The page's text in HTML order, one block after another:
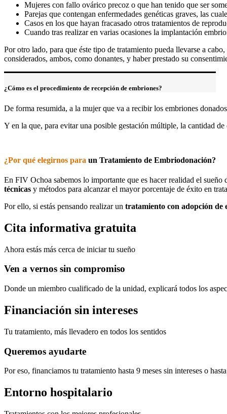
Mujeres con fallo ovárico precoz o que han tenido que ser
Parejas que contengan enfermedades genéticas graves, las
Casos en los que hayan fracasado otros tratamientos de
Cuando tras realizar en varias ocasiones la implantación
Por otro lado, para que éste tipo de tratamiento pueda llevarse a
considerados, ambos, como donantes, y haber prestado su
¿Cómo es el procedimiento de recepción de embriones?
De forma resumida, a la mujer que va a recibir los embriones
Y en la que, para evitar una posible gestación múltiple, la cantidad
¿Por qué elegirnos para un Tratamiento de Embriodonación?
En FIV Ochoa sabemos lo importante que es hacer realidad el
técnicas y métodos para alcanzar el mayor porcentaje de éxito en
Por ello, si estás pensando realizar un tratamiento con adopción de
Cita informativa gratuita
Ahora estás más cerca de iniciar tu sueño
Ven a vernos sin compromiso
Donde un miembro cualificado de la unidad, explicará todos los
Financiación sin intereses
Tu tratamiento, más llevadero en todos los sentidos
Queremos ayudarte
Por eso, financiamos tu tratamiento hasta 9 meses sin intereses o
Entorno hospitalario